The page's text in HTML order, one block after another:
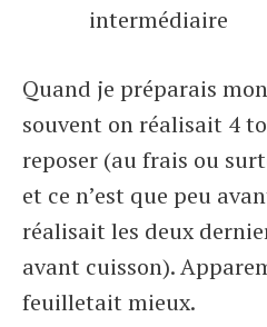
intermédiaire
Quand je préparais
souvent on réalisait 4
reposer (au frais ou
et ce n’est que peu
réalisait les deux
avant cuisson).
feuilletait mieux.